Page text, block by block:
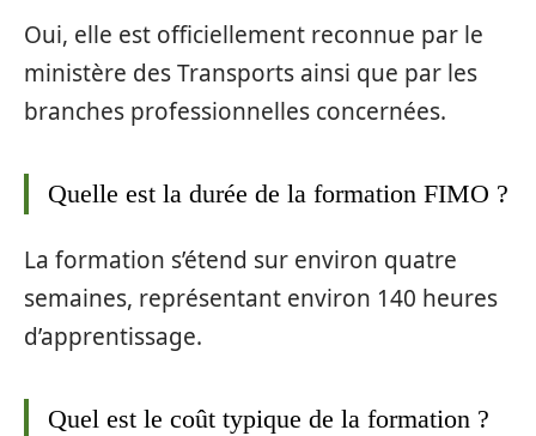
Oui, elle est officiellement reconnue par le
ministère des Transports ainsi que par les
branches professionnelles concernées.
Quelle est la durée de la formation FIMO ?
La formation s’étend sur environ quatre
semaines, représentant environ 140 heures
d’apprentissage.
Quel est le coût typique de la formation ?